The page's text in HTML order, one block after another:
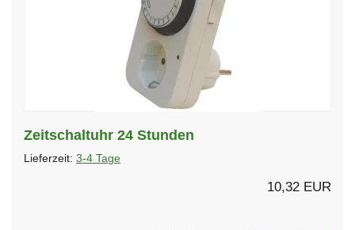
Zeitschaltuhr 24 Stunden
Lieferzeit: 3-4 Tage
10,32 EUR